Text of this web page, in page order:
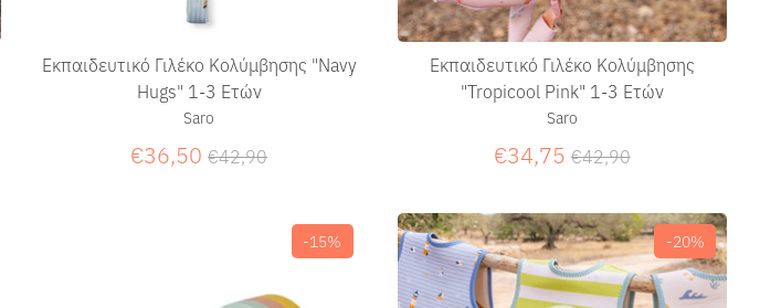
Εκπαιδευτικό Γιλέκο Κολύμβησης "Navy
Hugs" 1-3 Ετών
Saro
€36,50 Κανονική
€42,90
Εκπαιδευτικό Γιλέκο Κολύμβησης
"Tropicool Pink" 1-3 Ετών
Saro
€34,75 Κανονική
€42,90
-15% -20%